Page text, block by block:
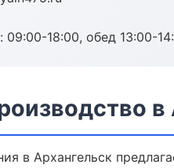
09:00-18:00, обед 13:00-
в
в Архангельск